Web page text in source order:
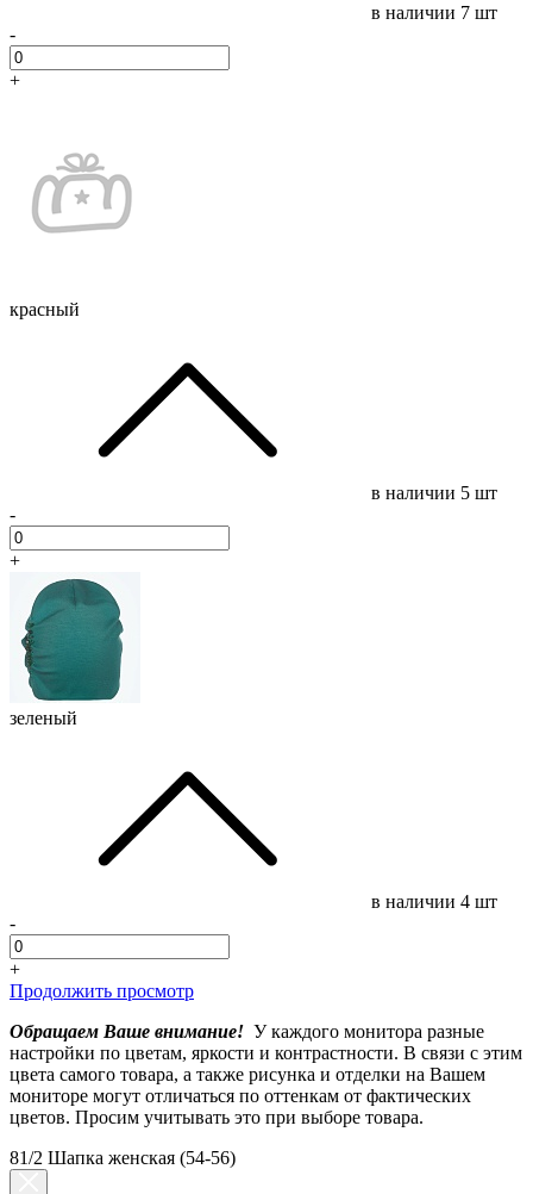
в наличии 7 шт
-
+
красный
в наличии 5 шт
-
+
зеленый
в наличии 4 шт
-
+
Продолжить просмотр
Обращаем Ваше внимание! У каждого монитора разные
настройки по цветам, яркости и контрастности. В связи с этим
цвета самого товара, а также рисунка и отделки на Вашем
мониторе могут отличаться по оттенкам от фактических
цветов. Просим учитывать это при выборе товара.
81/2 Шапка женская (54-56)